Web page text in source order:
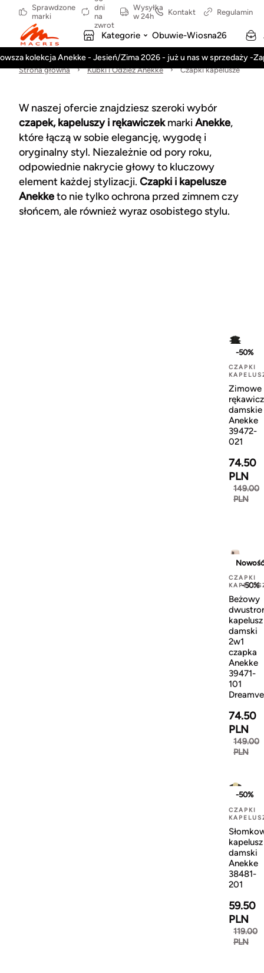
Sprawdzone
marki
dni
na
zwrot
Wysyłka
w 24h
Kontakt Regulamin
Kategorie Obuwie-Wiosna26
kolekcja Anekke - Jesień/Zima 2026 - już u nas w sprzedaży -
Strona główna Kubki i Odzież Anekke Czapki kapelusze
W naszej ofercie znajdziesz szeroki wybór
czapek, kapeluszy i rękawiczekmarki Anekke,
które łączą w sobie elegancję, wygodę i
oryginalny styl. Niezależnie od pory roku,
odpowiednie nakrycie głowy to kluczowy
element każdej stylizacji. Czapki i kapelusze
Anekketo nie tylko ochrona przed zimnem czy
słońcem, ale również wyraz osobistego stylu.
-50%
CZAPKI
Zimowe
damskie
Anekke
39472-
021
74.50
PLN
149.00
PLN
Nowość
-50%
CZAPKI
Beżowy
kapelusz
damski
2w1
czapka
Anekke
39471-
101
74.50
PLN
149.00
PLN
-50%
CZAPKI
kapelusz
damski
Anekke
38481-
201
59.50
PLN
119.00
PLN